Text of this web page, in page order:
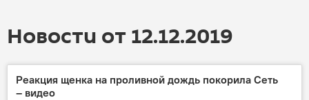
Новости от 12.12.2019
Реакция щенка на проливной дождь покорила Сеть
– видео